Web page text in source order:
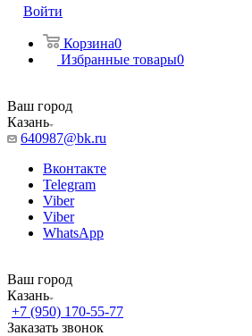
Войти
Корзина0
Избранные товары0
Ваш город
Казань
640987@bk.ru
Вконтакте
Telegram
Viber
Viber
WhatsApp
Ваш город
Казань
+7 (950) 170-55-77
Заказать звонок